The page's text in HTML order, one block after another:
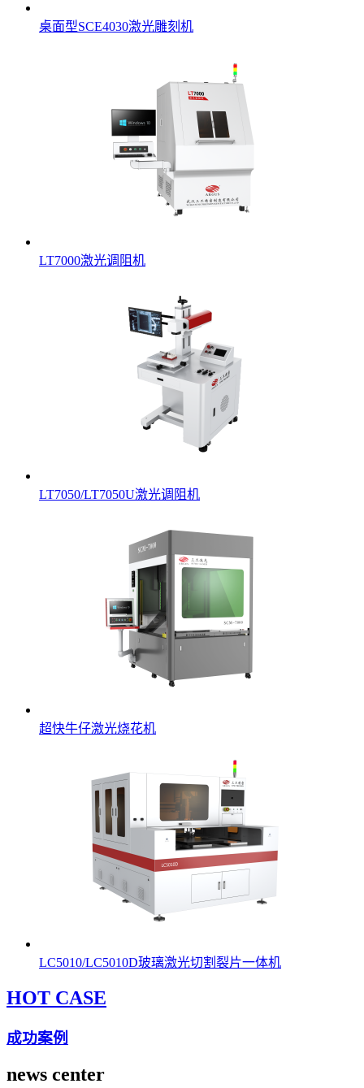
桌面型SCE4030激光雕刻机
LT7000激光调阻机
LT7050/LT7050U激光调阻机
超快牛仔激光烧花机
LC5010/LC5010D玻璃激光切割裂片一体机
HOT CASE
成功案例
news center